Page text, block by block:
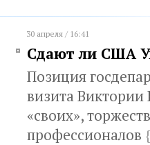
30 апреля / 16:41
Сдают ли США
Позиция
визита Виктории
«своих»,
профессионалов {